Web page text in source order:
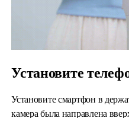
Установите
Установите смартфон в
камера была направлена